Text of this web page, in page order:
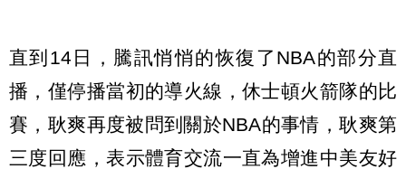
直到14日，騰訊悄悄的恢復了NBA的部分直
播，僅停播當初的導火線，休士頓火箭隊的比
賽，耿爽再度被問到關於NBA的事情，耿爽第
三度回應，表示體育交流一直為增進中美友好